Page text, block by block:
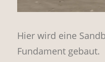
Hier wird eine
Fundament gebaut.